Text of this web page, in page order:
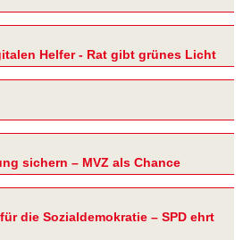
Helfer - Rat gibt grünes Licht
sichern – MVZ als Chance
die Sozialdemokratie – SPD ehrt